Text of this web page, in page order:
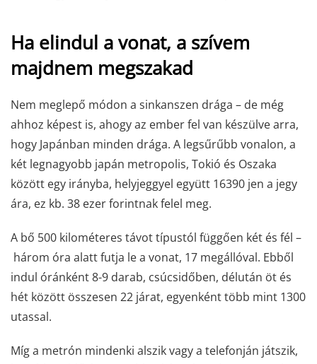
Ha elindul a vonat, a szívem
majdnem megszakad
Nem meglepő módon a sinkanszen drága – de még
ahhoz képest is, ahogy az ember fel van készülve arra,
hogy Japánban minden drága. A legsűrűbb vonalon, a
két legnagyobb japán metropolis, Tokió és Oszaka
között egy irányba, helyjeggyel együtt 16390 jen a jegy
ára, ez kb. 38 ezer forintnak felel meg.
A bő 500 kilométeres távot típustól függően két és fél –
három óra alatt futja le a vonat, 17 megállóval. Ebből
indul óránként 8-9 darab, csúcsidőben, délután öt és
hét között összesen 22 járat, egyenként több mint 1300
utassal.
Míg a metrón mindenki alszik vagy a telefonján játszik,